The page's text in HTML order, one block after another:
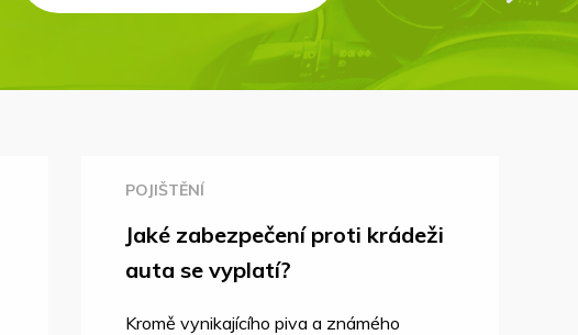
POJIŠTĚNÍ
Jaké zabezpečení proti krádeži
auta se vyplatí?
Kromě vynikajícího piva a známého